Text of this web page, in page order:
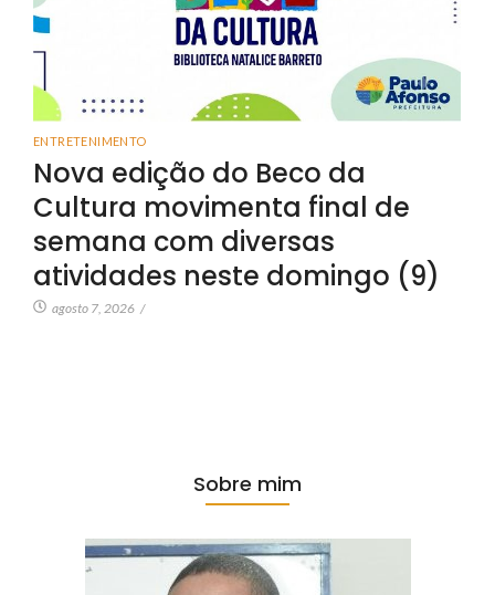
ENTRETENIMENTO
Nova edição do Beco da
Cultura movimenta final de
semana com diversas
atividades neste domingo (9)
agosto 7, 2026 /
Sobre mim